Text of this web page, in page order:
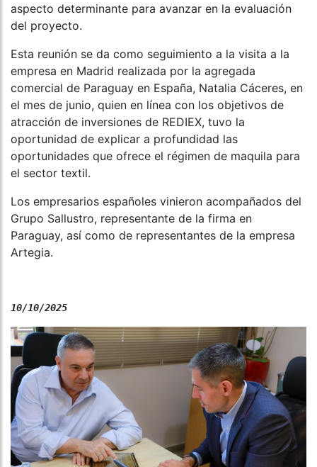
aspecto determinante para avanzar en la evaluación
del proyecto.
Esta reunión se da como seguimiento a la visita a la
empresa en Madrid realizada por la agregada
comercial de Paraguay en España, Natalia Cáceres, en
el mes de junio, quien en línea con los objetivos de
atracción de inversiones de REDIEX, tuvo la
oportunidad de explicar a profundidad las
oportunidades que ofrece el régimen de maquila para
el sector textil.
Los empresarios españoles vinieron acompañados del
Grupo Sallustro, representante de la firma en
Paraguay, así como de representantes de la empresa
Artegia.
10/10/2025